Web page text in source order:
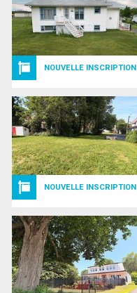
NOUVELLE INSCRIPTION
NOUVELLE INSCRIPTION